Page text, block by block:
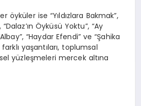
öyküler ise “Yıldızlara Bakmak”,
Öyküsü Yoktu”, “Ay
“Haydar Efendi” ve “Şahika
yaşantıları, toplumsal
yüzleşmeleri mercek altına